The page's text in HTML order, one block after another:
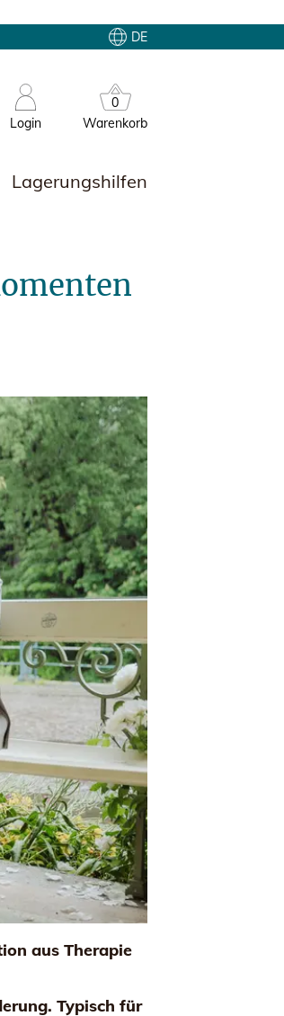
DE
Login
0
Warenkorb
Lagerungshilfen
aus Therapie
Typisch für